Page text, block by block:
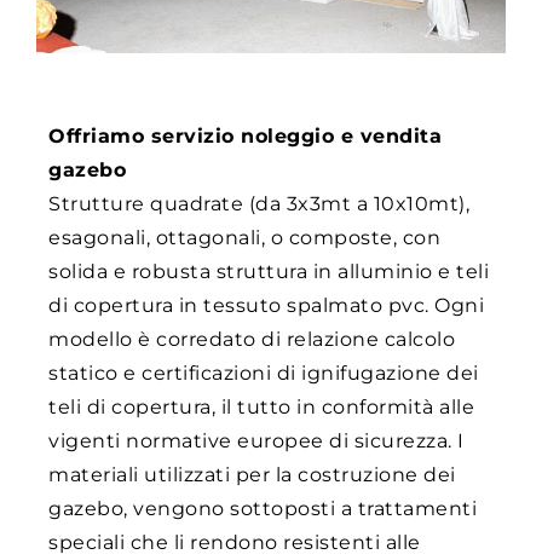
Offriamo servizio noleggio e vendita
gazebo
Strutture quadrate (da 3x3mt a 10x10mt),
esagonali, ottagonali, o composte, con
solida e robusta struttura in alluminio e teli
di copertura in tessuto spalmato pvc. Ogni
modello è corredato di relazione calcolo
statico e certificazioni di ignifugazione dei
teli di copertura, il tutto in conformità alle
vigenti normative europee di sicurezza. I
materiali utilizzati per la costruzione dei
gazebo, vengono sottoposti a trattamenti
speciali che li rendono resistenti alle